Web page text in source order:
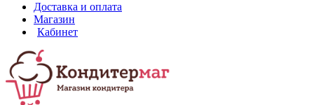
Доставка и оплата
Магазин
Кабинет